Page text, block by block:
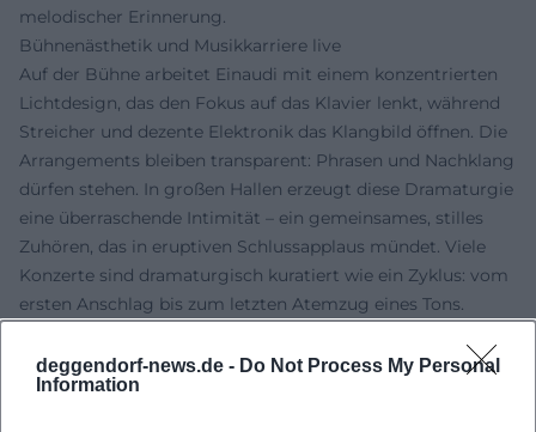
deggendorf-news.de - Do Not Process My Personal
Information
melodischer Erinnerung.
Bühnenästhetik und Musikkarriere live
Auf der Bühne arbeitet Einaudi mit einem konzentrierten
Lichtdesign, das den Fokus auf das Klavier lenkt, während
Streicher und dezente Elektronik das Klangbild öffnen. Die
Arrangements bleiben transparent: Phrasen und Nachklang
dürfen stehen. In großen Hallen erzeugt diese Dramaturgie
eine überraschende Intimität – ein gemeinsames, stilles
Zuhören, das in eruptiven Schlussapplaus mündet. Viele
Konzerte sind dramaturgisch kuratiert wie ein Zyklus: vom
ersten Anschlag bis zum letzten Atemzug eines Tons.
Ensemble. Die Zusammenarbeit sichert stilistische
Kontinuität und erlaubt gleichzeitig feine Variationen in